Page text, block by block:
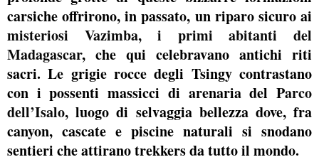
carsiche offrirono, in passato, un riparo sicuro ai
misteriosi Vazimba, i primi abitanti del
Madagascar, che qui celebravano antichi riti
sacri. Le grigie rocce degli Tsingy contrastano
con i possenti massicci di arenaria del Parco
dell’Isalo, luogo di selvaggia bellezza dove, fra
canyon, cascate e piscine naturali si snodano
sentieri che attirano trekkers da tutto il mondo.